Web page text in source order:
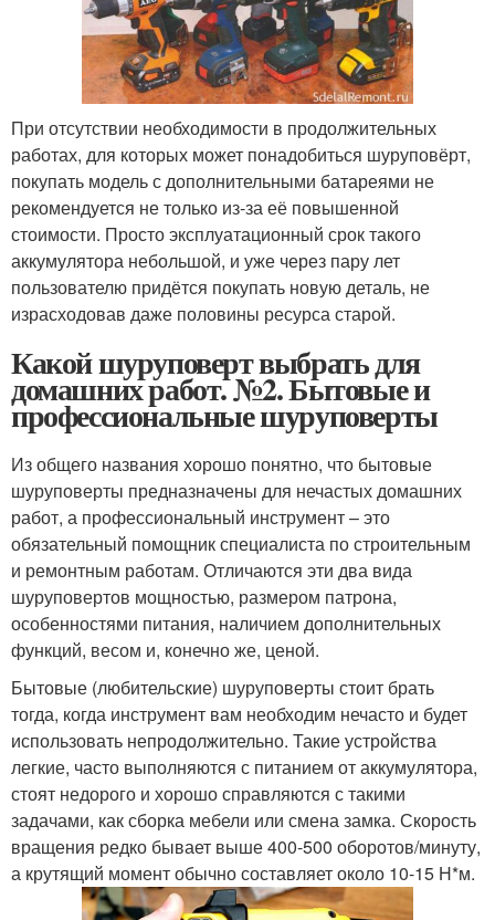
При отсутствии необходимости в продолжительных
работах, для которых может понадобиться шуруповёрт,
покупать модель с дополнительными батареями не
рекомендуется не только из-за её повышенной
стоимости. Просто эксплуатационный срок такого
аккумулятора небольшой, и уже через пару лет
пользователю придётся покупать новую деталь, не
израсходовав даже половины ресурса старой.
Какой шуруповерт выбрать для
домашних работ. №2. Бытовые и
профессиональные шуруповерты
Из общего названия хорошо понятно, что бытовые
шуруповерты предназначены для нечастых домашних
работ, а профессиональный инструмент – это
обязательный помощник специалиста по строительным
и ремонтным работам. Отличаются эти два вида
шуруповертов мощностью, размером патрона,
особенностями питания, наличием дополнительных
функций, весом и, конечно же, ценой.
Бытовые (любительские) шуруповерты стоит брать
тогда, когда инструмент вам необходим нечасто и будет
использовать непродолжительно. Такие устройства
легкие, часто выполняются с питанием от аккумулятора,
стоят недорого и хорошо справляются с такими
задачами, как сборка мебели или смена замка. Скорость
вращения редко бывает выше 400-500 оборотов/минуту,
а крутящий момент обычно составляет около 10-15 Н*м.